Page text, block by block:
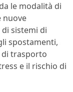
le modalità di
nuove
sistemi di
spostamenti,
di trasporto
e il rischio di